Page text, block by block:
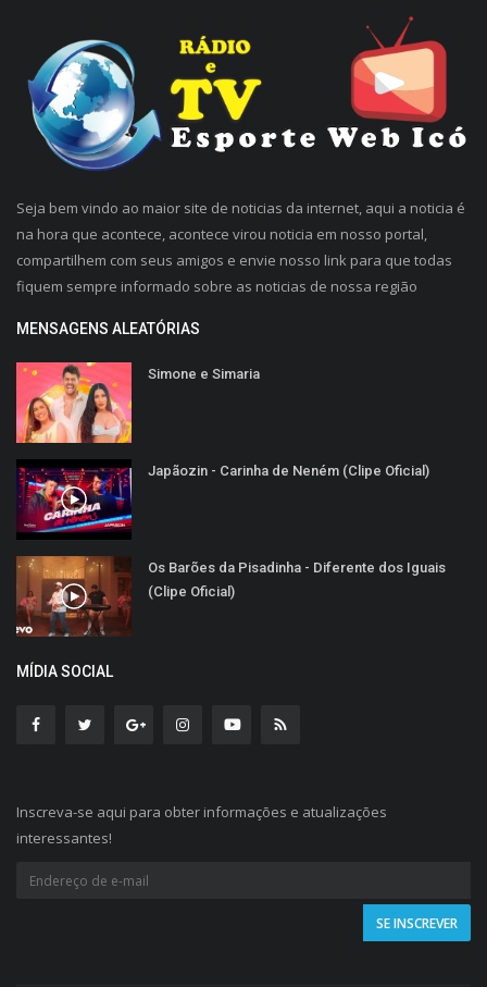
Seja bem vindo ao maior site de noticias da internet, aqui a noticia é
na hora que acontece, acontece virou noticia em nosso portal,
compartilhem com seus amigos e envie nosso link para que todas
fiquem sempre informado sobre as noticias de nossa região
MENSAGENS ALEATÓRIAS
Simone e Simaria
Japãozin - Carinha de Neném (Clipe Oficial)
Os Barões da Pisadinha - Diferente dos Iguais
(Clipe Oficial)
MÍDIA SOCIAL
Inscreva-se aqui para obter informações e atualizações
interessantes!